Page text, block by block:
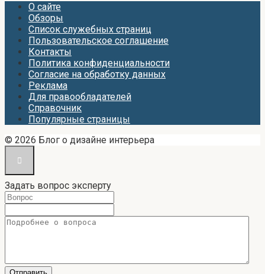
О сайте
Обзоры
Список служебных страниц
Пользовательское соглашение
Контакты
Политика конфиденциальности
Согласие на обработку данных
Реклама
Для правообладателей
Справочник
Популярные страницы
© 2026 Блог о дизайне интерьера
Задать вопрос эксперту